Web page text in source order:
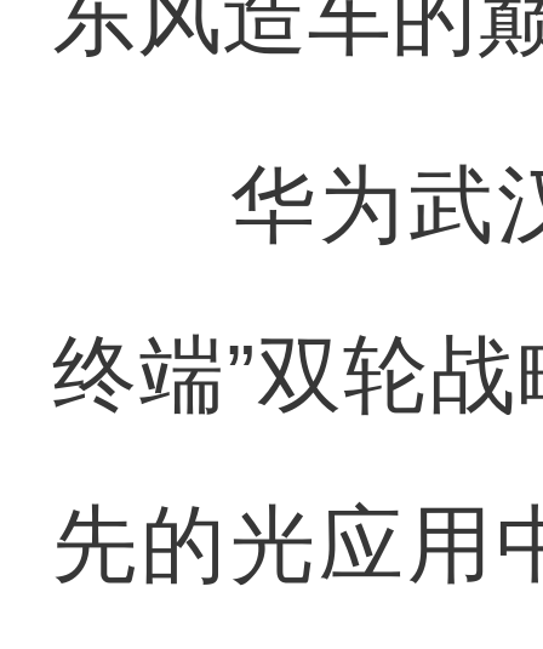
华为武汉
终端”双轮
先的光应用